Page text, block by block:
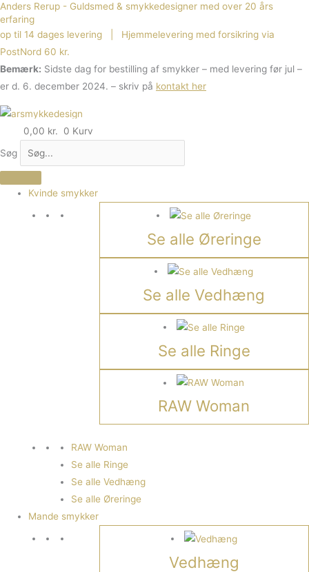
Gå
til
indholdet
Anders Rerup - Guldsmed & smykkedesigner med over 20 års
erfaring
op til 14 dages levering | Hjemmelevering med forsikring via
PostNord 60 kr.
Bemærk: Sidste dag for bestilling af smykker – med levering før jul –
er d. 6. december 2024. – skriv på kontakt her
0,00 kr. 0 Kurv
Søg
Kvinde smykker
Se alle Øreringe
Se alle Vedhæng
Se alle Ringe
RAW Woman
RAW Woman
Se alle Ringe
Se alle Vedhæng
Se alle Øreringe
Mande smykker
Vedhæng